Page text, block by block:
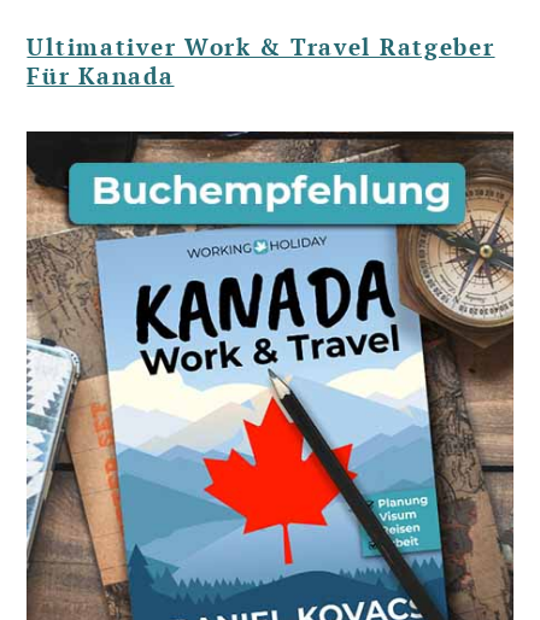
Ultimativer Work & Travel Ratgeber
Für Kanada